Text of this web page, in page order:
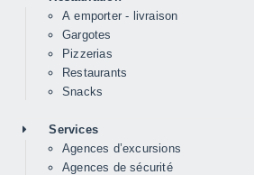
A emporter - livraison
Gargotes
Pizzerias
Restaurants
Snacks
Services
Agences d’excursions
Agences de sécurité